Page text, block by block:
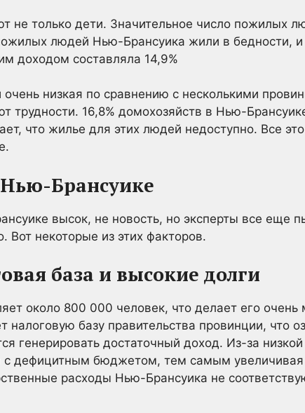
не только дети. Значительное число пожилых
людей Нью-Брансуика жили в бедности,
доходом составляла 14,9%
низкая по сравнению с несколькими
трудности. 16,8% домохозяйств в Нью-
что жилье для этих людей недоступно. Все
Брансуике
высок, не новость, но эксперты все еще
Вот некоторые из этих факторов.
база и высокие долги
около 800 000 человек, что делает его очень
налоговую базу правительства провинции, что
генерировать достаточный доход. Из-за
с дефицитным бюджетом, тем самым
расходы Нью-Брансуика не